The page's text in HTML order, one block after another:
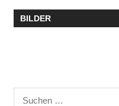
BILDER
Suchen